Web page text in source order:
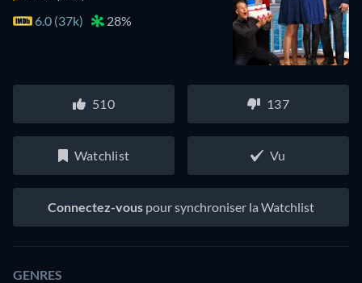
6.0 (37k)
28%
510 137
Watchlist Vu
Connectez-vous pour synchroniser la Watchlist
GENRES